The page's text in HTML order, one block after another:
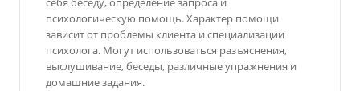
психологическую помощь. Характер помощи
зависит от проблемы клиента и специализации
психолога. Могут использоваться разъяснения,
выслушивание, беседы, различные упражнения и
домашние задания.